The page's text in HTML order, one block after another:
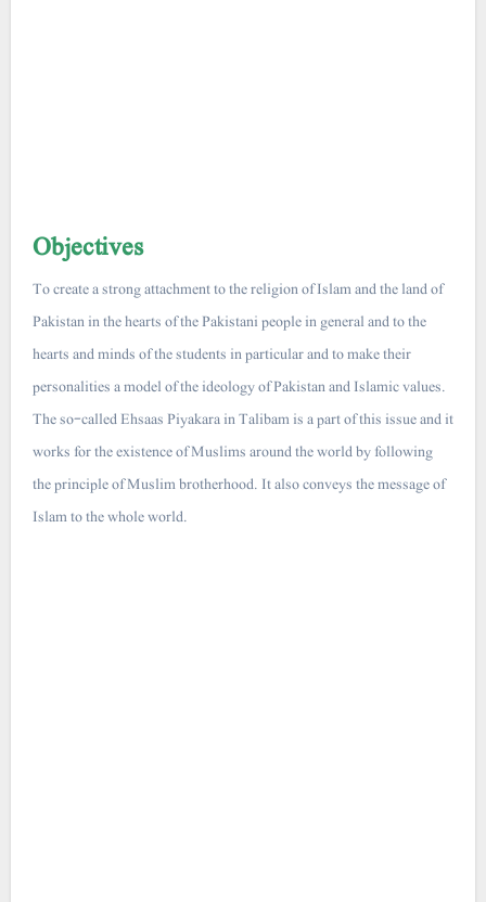
Objectives
To create a strong attachment to the religion of Islam and the land of
Pakistan in the hearts of the Pakistani people in general and to the
hearts and minds of the students in particular and to make their
personalities a model of the ideology of Pakistan and Islamic values.
The so-called Ehsaas Piyakara in Talibam is a part of this issue and it
works for the existence of Muslims around the world by following
the principle of Muslim brotherhood. It also conveys the message of
Islam to the whole world.